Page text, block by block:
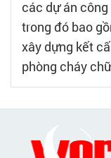
các dự án công
trong đó bao
xây dựng kết
phòng cháy